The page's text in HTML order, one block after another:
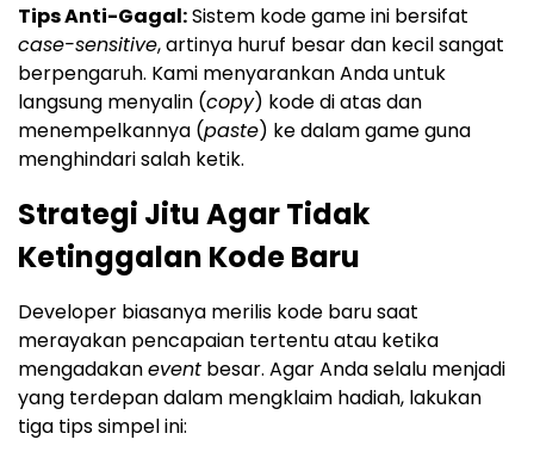
Tips Anti-Gagal:Sistem kode game ini bersifat
case-sensitive, artinya huruf besar dan kecil sangat
berpengaruh. Kami menyarankan Anda untuk
langsung menyalin (copy) kode di atas dan
menempelkannya (paste) ke dalam game guna
menghindari salah ketik.
Strategi Jitu Agar Tidak
Ketinggalan Kode Baru
Developer biasanya merilis kode baru saat
merayakan pencapaian tertentu atau ketika
mengadakanevent besar. Agar Anda selalu menjadi
yang terdepan dalam mengklaim hadiah, lakukan
tiga tips simpel ini: